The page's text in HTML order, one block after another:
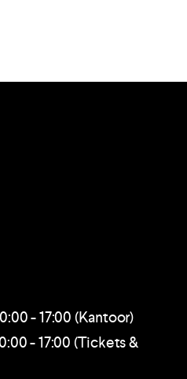
- 17:00 (Kantoor)
- 17:00 (Tickets &